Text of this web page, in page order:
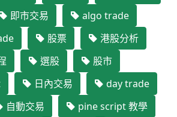
即市交易
algo trade
股票
港股分析
選股
股市
日內交易
day trade
自動交易
pine script 教學